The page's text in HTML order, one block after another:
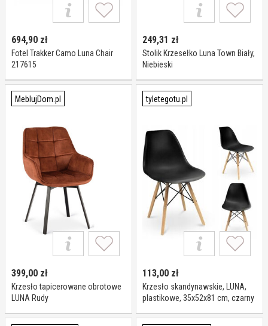
694,90 zł
Fotel Trakker Camo Luna Chair
217615
249,31 zł
Stolik Krzesełko Luna Town Biały,
Niebieski
MeblujDom.pl
399,00 zł
Krzesło tapicerowane obrotowe
LUNA Rudy
tyletegotu.pl
113,00 zł
Krzesło skandynawskie, LUNA,
plastikowe, 35x52x81 cm, czarny